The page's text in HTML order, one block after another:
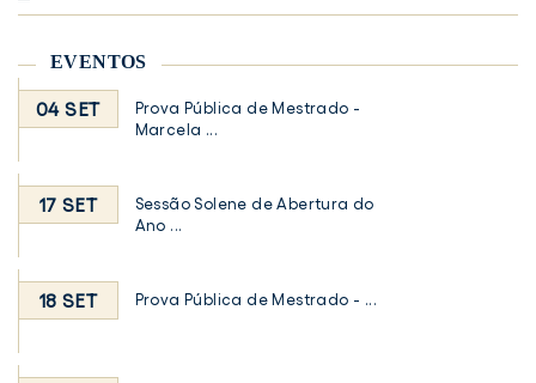
EVENTOS
04 SET
Prova Pública de Mestrado -
Marcela ...
17 SET
Sessão Solene de Abertura do
Ano ...
18 SET Prova Pública de Mestrado - ...